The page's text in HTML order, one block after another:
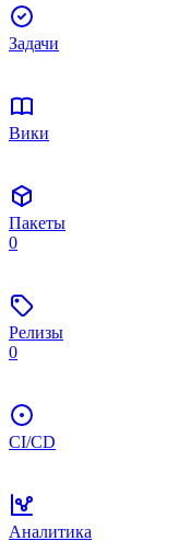
Задачи
Вики
Пакеты
0
Релизы
0
CI/CD
Аналитика